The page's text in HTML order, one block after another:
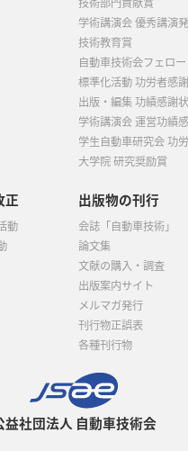
益社団法人 自動車技術会
学術講演会 優秀講演
技術教育賞
自動車技術会フェロー
標準化活動 功労者感
出版・編集 功績感謝状
学術講演会 運営功績
学生自動車研究会 功
大学院 研究奨励賞
正
動
出版物の刊行
会誌「自動車技術」
論文集
文献の購入・調査
出版案内サイト
メルマガ発行
刊行物正誤表
各種刊行物